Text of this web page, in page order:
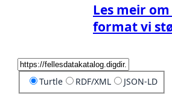
Les meir
format vi
Turtle RDF/XML JSON-LD